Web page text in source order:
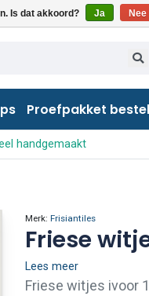
Is dat akkoord? Ja Nee
Proefpakket
handgemaakt
Merk: Frisiantiles
Friese
Lees meer
Friese witjes ivoor